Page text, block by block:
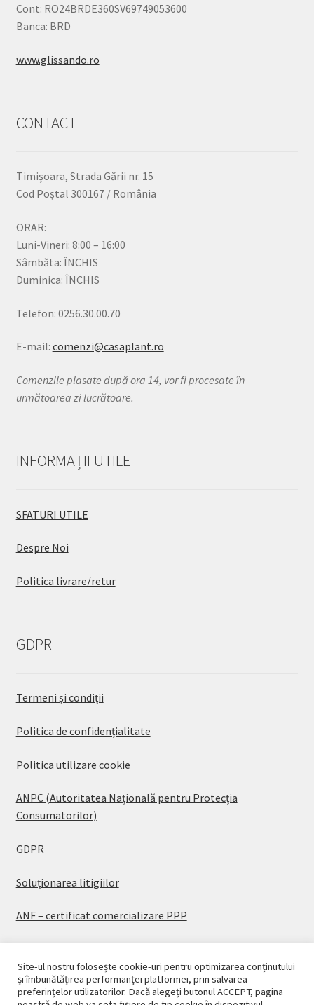
Cont: RO24BRDE360SV69749053600
Banca: BRD
www.glissando.ro
CONTACT
Timișoara, Strada Gării nr. 15
Cod Poștal 300167 / România
ORAR:
Luni-Vineri: 8:00 – 16:00
Sâmbăta: ÎNCHIS
Duminica: ÎNCHIS
Telefon: 0256.30.00.70
E-mail: comenzi@casaplant.ro
Comenzile plasate după ora 14, vor fi procesate în
următoarea zi lucrătoare.
INFORMAȚII UTILE
SFATURI UTILE
Despre Noi
Politica livrare/retur
GDPR
Termeni și condiții
Politica de confidențialitate
Politica utilizare cookie
ANPC (Autoritatea Națională pentru Protecția
Consumatorilor)
GDPR
Soluționarea litigiilor
ANF – certificat comercializare PPP
Site-ul nostru folosește cookie-uri pentru optimizarea conținutului
și îmbunătățirea performanței platformei, prin salvarea
preferințelor utilizatorilor. Dacă alegeți butonul ACCEPT, pagina